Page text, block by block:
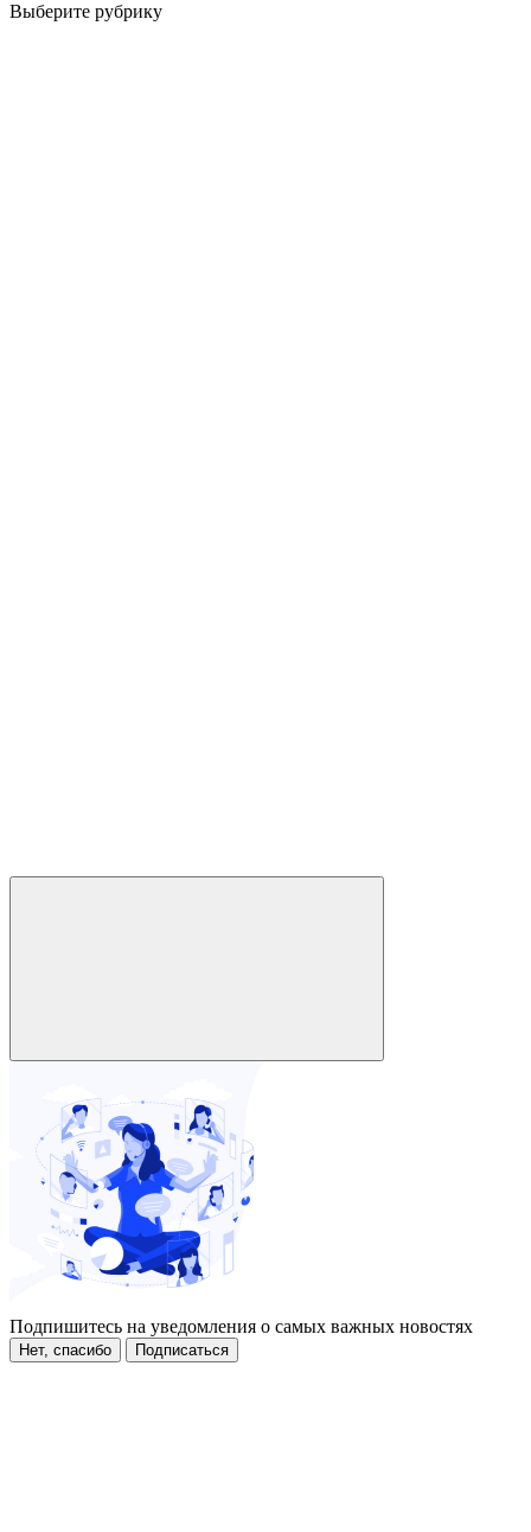
Выберите рубрику
Подпишитесь на уведомления о самых важных новостях
Нет, спасибо Подписаться